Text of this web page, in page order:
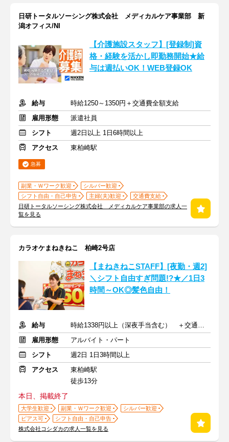
日研トータルソーシング株式会社 メディカルケア事業部 新
潟オフィス/NI
【介護施設スタッフ】[登録制]資
格・経験を活かし即勤務開始★給
与は週払いOK！WEB登録OK
給与
時給1250～1350円＋交通費全額支給
雇用形態
派遣社員
シフト
週2日以上 1日6時間以上
アクセス
東柏崎駅
急募
副業・Ｗワーク歓迎
シルバー歓迎
シフト自由・自己申告
主婦(夫)歓迎
交通費支給
日研トータルソーシング株式会社 メディカルケア事業部の求人一
覧を見る
カラオケまねきねこ 柏崎2号店
【まねきねこSTAFF】[夜勤・週2]
＼シフト自由すぎ問題!?★／1日3
時間～OK◎髪色自由！
給与
時給1338円以上（深夜手当含む） ＋交通費支給
雇用形態
アルバイト・パート
シフト
週2日 1日3時間以上
アクセス
東柏崎駅
徒歩13分
本日、掲載終了
大学生歓迎 副業・Ｗワーク歓迎
シルバー歓迎
ピアス可
シフト自由・自己申告
株式会社コシダカの求人一覧を見る